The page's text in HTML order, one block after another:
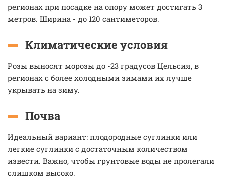
регионах при посадке на опору может достигать 3
метров. Ширина - до 120 сантиметоров.
Климатические условия
Розы выносят морозы до -23 градусов Цельсия, в
регионах с более холодными зимами их лучше
укрывать на зиму.
Почва
Идеальный вариант: плодородные суглинки или
легкие суглинки с достаточным количеством
извести. Важно, чтобы грунтовые воды не пролегали
слишком высоко.